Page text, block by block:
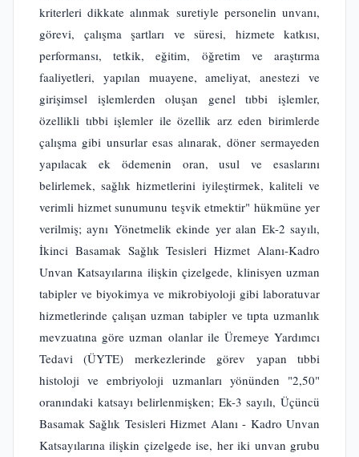
kriterleri dikkate alınmak suretiyle personelin unvanı,
görevi, çalışma şartları ve süresi, hizmete katkısı,
performansı, tetkik, eğitim, öğretim ve araştırma
faaliyetleri, yapılan muayene, ameliyat, anestezi ve
girişimsel işlemlerden oluşan genel tıbbi işlemler,
özellikli tıbbi işlemler ile özellik arz eden birimlerde
çalışma gibi unsurlar esas alınarak, döner sermayeden
yapılacak ek ödemenin oran, usul ve esaslarını
belirlemek, sağlık hizmetlerini iyileştirmek, kaliteli ve
verimli hizmet sunumunu teşvik etmektir" hükmüne yer
verilmiş; aynı Yönetmelik ekinde yer alan Ek-2 sayılı,
İkinci Basamak Sağlık Tesisleri Hizmet Alanı-Kadro
Unvan Katsayılarına ilişkin çizelgede, klinisyen uzman
tabipler ve biyokimya ve mikrobiyoloji gibi laboratuvar
hizmetlerinde çalışan uzman tabipler ve tıpta uzmanlık
mevzuatına göre uzman olanlar ile Üremeye Yardımcı
Tedavi (ÜYTE) merkezlerinde görev yapan tıbbi
histoloji ve embriyoloji uzmanları yönünden "2,50"
oranındaki katsayı belirlenmişken; Ek-3 sayılı, Üçüncü
Basamak Sağlık Tesisleri Hizmet Alanı - Kadro Unvan
Katsayılarına ilişkin çizelgede ise, her iki unvan grubu